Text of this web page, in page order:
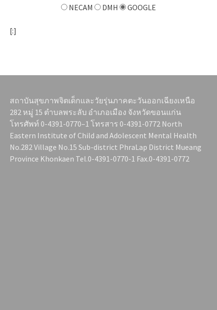
NECAM DMH GOOGLE
[:]
สถาบันสุขภาพจิตเด็กและวัยรุ่นภาคตะวันออกเฉียงเหนือ
282 หมู่ 15 ตำบลพระลับ อำเภอเมือง จังหวัดขอนแก่น
โทรศัพท์ 0-4391-0770–1 โทรสาร 0-4391-0772 North
Eastern Institute of Child and Adolescent Mental Health
No.282 Village No.15 Sub-district PhraLap District Mueang
Province Khonkaen Tel.0-4391-0770-1 Fax.0-4391-0772